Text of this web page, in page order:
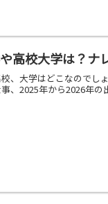
高校大学は？ナ
、大学はどこなのでし
、2025年から2026年